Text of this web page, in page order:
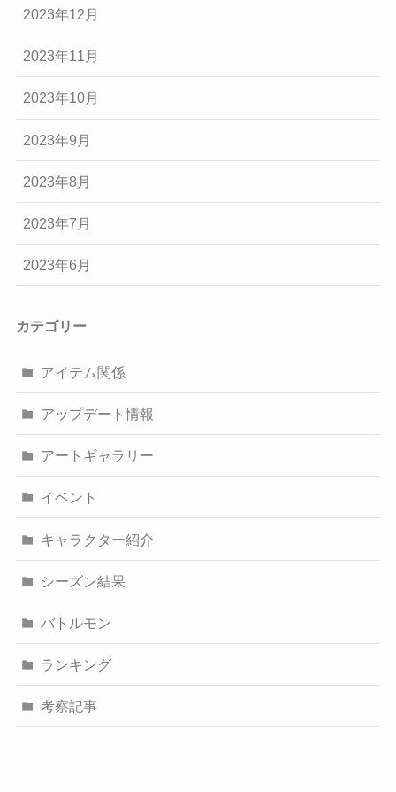
2023年12月
2023年11月
2023年10月
2023年9月
2023年8月
2023年7月
2023年6月
カテゴリー
アイテム関係
アップデート情報
アートギャラリー
イベント
キャラクター紹介
シーズン結果
バトルモン
ランキング
考察記事